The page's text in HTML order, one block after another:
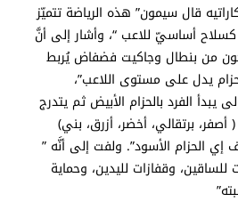
قال سيمون” هذه الرياضة تتميّز
كسلاح أساسيّ للاعب “، وأشار إلى أنَّ
من بنطال وجاكيت فضفاض يُربط
يدل على مستوى اللاعب”،
يبدأ الفرد بالحزام الأبيض ثم يتدرج
برتقالي، أخضر، أزرق، بني)
إي الحزام الأسود”. ولفت إلى أنَّه ”
وقفازات لليدين، وحماية